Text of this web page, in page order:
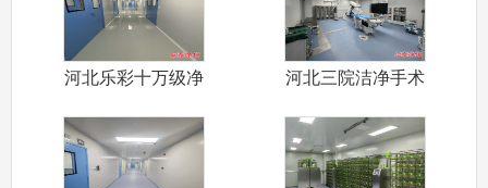
河北乐彩十万级净
河北三院洁净手术